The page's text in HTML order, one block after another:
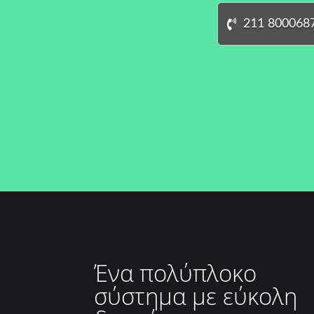
211
Ένα πολύπλοκο
σύστημα με εύκολη